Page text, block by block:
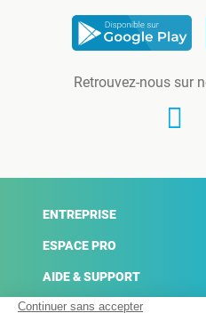
Retrouvez-nous sur
ENTREPRISE
ESPACE PRO
AIDE & SUPPORT
ACTUALITÉS